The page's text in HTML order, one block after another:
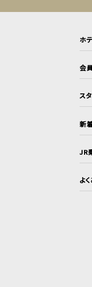
ホ
会
ス
新
JR
よ